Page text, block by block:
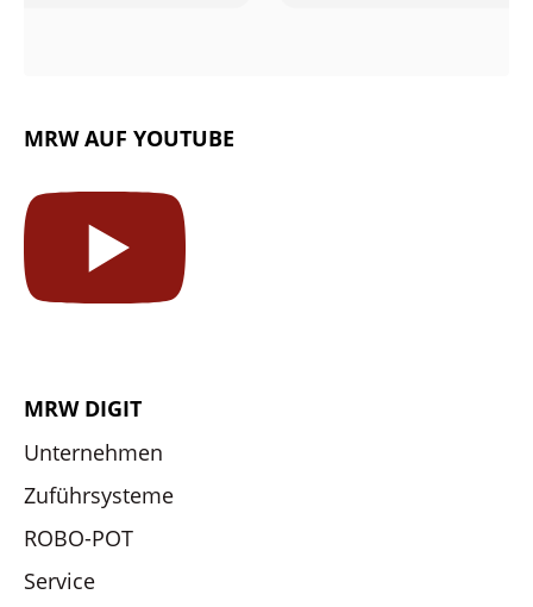
MRW AUF YOUTUBE
MRW DIGIT
Unternehmen
Zuführsysteme
ROBO-POT
Service